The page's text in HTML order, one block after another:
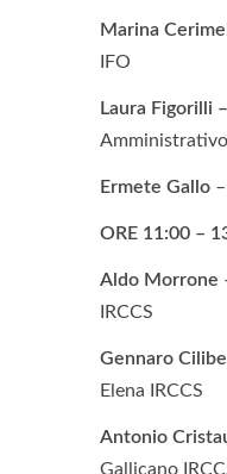
Marina
IFO
Laura Figorilli –
Ermete Gallo
ORE 11:00 –
Aldo Morrone
IRCCS
Gennaro
Elena IRCCS
Antonio
Gallicano